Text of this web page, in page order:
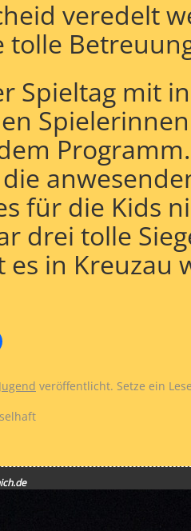
veredelt
tolle
Spieltag mit
für die Kids
drei tolle
es in Kreuzau
Jugend veröffentlicht. Setze ein